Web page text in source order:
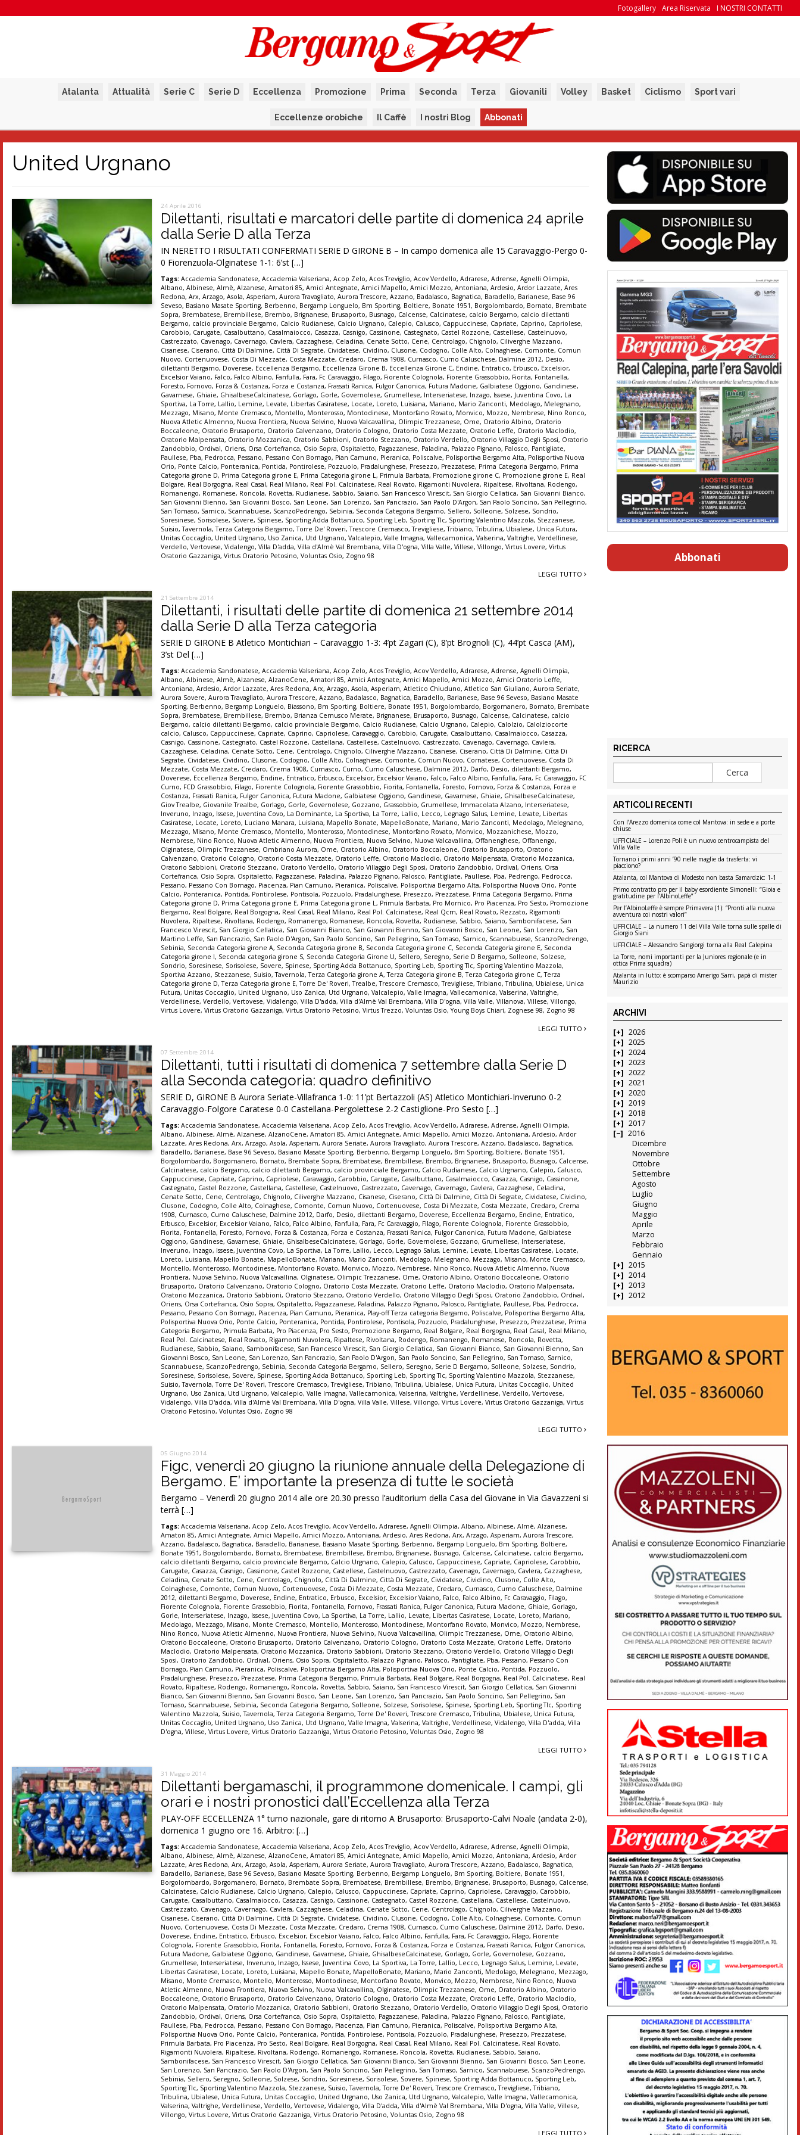
I NOSTRI CONTATTI
Area Riservata
Fotogallery
Atalanta Attualità Serie C Serie D Eccellenza Promozione Prima Seconda Terza Giovanili Volley Basket Ciclismo Sport vari
Eccellenze orobiche Il Caffè I nostri Blog Abbonati
United Urgnano
24 Aprile 2016
Dilettanti, risultati e marcatori delle partite di domenica 24 aprile
dalla Serie D alla Terza
IN NERETTO I RISULTATI CONFERMATI SERIE D GIRONE B – In campo domenica alle 15 Caravaggio-Pergo 0-
0 Fiorenzuola-Olginatese 1-1: 6’st […]
Tags: Accademia Sandonatese,Accademia Valseriana,Acop Zelo,Acos Treviglio,Acov Verdello,Adrarese,Adrense,Agnelli Olimpia,
Albano,Albinese,Almè,Alzanese,Amatori 85,Amici Antegnate,Amici Mapello,Amici Mozzo,Antoniana,Ardesio,Ardor Lazzate,Ares
Redona,Arx,Arzago,Asola,Asperiam,Aurora Travagliato,Aurora Trescore,Azzano, Badalasco, Bagnatica, Baradello, Barianese, Base 96
Seveso, Basiano Masate Sporting, Berbenno, Bergamp Longuelo, Bm Sporting, Boltiere, Bonate 1951, Borgolombardo, Bornato, Brembate
Sopra, Brembatese, Brembillese, Brembo, Brignanese, Brusaporto, Busnago, Calcense, Calcinatese, calcio Bergamo, calcio dilettanti
Bergamo, calcio provinciale Bergamo, Calcio Rudianese, Calcio Urgnano, Calepio, Calusco, Cappuccinese, Capriate, Caprino, Capriolese,
Carobbio, Carugate, Casalbuttano, Casalmaiocco, Casazza, Casnigo, Cassinone, Castegnato, Castel Rozzone, Castellese, Castelnuovo,
Castrezzato, Cavenago, Cavernago, Cavlera, Cazzaghese, Celadina, Cenate Sotto, Cene, Centrolago, Chignolo, Ciliverghe Mazzano,
Cisanese, Ciserano, Città Di Dalmine, Città Di Segrate, Cividatese, Cividino, Clusone, Codogno, Colle Alto, Colnaghese, Comonte, Comun
Nuovo, Cortenuovese, Costa Di Mezzate, Costa Mezzate, Credaro, Crema 1908, Curnasco, Curno Caluschese, Dalmine 2012, Desio,
dilettanti Bergamo, Doverese, Eccellenza Bergamo, Eccellenza Girone B, Eccellenza Girone C, Endine, Entratico, Erbusco, Excelsior,
Excelsior Vaiano, Falco, Falco Albino, Fanfulla, Fara, Fc Caravaggio, Filago, Fiorente Colognola, Fiorente Grassobbio, Fiorita, Fontanella,
Foresto, Fornovo, Forza & Costanza, Forza e Costanza, Frassati Ranica, Fulgor Canonica, Futura Madone, Galbiatese Oggiono, Gandinese,
Gavarnese, Ghiaie, GhisalbeseCalcinatese, Gorlago, Gorle, Governolese, Grumellese, Interseriatese, Inzago, Issese, Juventina Covo, La
Sportiva, La Torre, Lallio, Lemine, Levate, Libertas Casiratese, Locate, Loreto, Luisiana, Mariano, Mario Zanconti, Medolago, Melegnano,
Mezzago, Misano, Monte Cremasco, Montello, Monterosso, Montodinese, Montorfano Rovato, Monvico, Mozzo, Nembrese, Nino Ronco,
Nuova Atletic Almenno, Nuova Frontiera, Nuova Selvino, Nuova Valcavallina, Olimpic Trezzanese, Ome, Oratorio Albino, Oratorio
Boccaleone, Oratorio Brusaporto, Oratorio Calvenzano, Oratorio Cologno, Oratorio Costa Mezzate, Oratorio Leffe, Oratorio Maclodio,
Oratorio Malpensata, Oratorio Mozzanica, Oratorio Sabbioni, Oratorio Stezzano, Oratorio Verdello, Oratorio Villaggio Degli Sposi, Oratorio
Zandobbio, Ordival, Oriens, Orsa Cortefranca, Osio Sopra, Ospitaletto, Pagazzanese, Paladina, Palazzo Pignano, Palosco, Pantigliate,
Paullese, Pba, Pedrocca, Pessano, Pessano Con Bornago, Pian Camuno, Pieranica, Poliscalve, Polisportiva Bergamo Alta, Polisportiva Nuova
Orio, Ponte Calcio, Ponteranica, Pontida, Pontirolese, Pozzuolo, Pradalunghese, Presezzo, Prezzatese, Prima Categoria Bergamo, Prima
Categoria girone D, Prima Categoria girone E, Prima Categoria girone L, Primula Barbata, Promozione girone C, Promozione girone E, Real
Bolgare, Real Borgogna, Real Casal, Real Milano, Real Pol. Calcinatese, Real Rovato, Rigamonti Nuvolera, Ripaltese, Rivoltana, Rodengo,
Romanengo, Romanese, Roncola, Rovetta, Rudianese, Sabbio, Saiano, San Francesco Virescit, San Giorgio Cellatica, San Giovanni Bianco,
San Giovanni Bienno, San Giovanni Bosco, San Leone, San Lorenzo, San Pancrazio, San Paolo D'Argon, San Paolo Soncino, San Pellegrino,
San Tomaso, Sarnico, Scannabuese, ScanzoPedrengo, Sebinia, Seconda Categoria Bergamo, Sellero, Solleone, Solzese, Sondrio,
Soresinese, Sorisolese, Sovere, Spinese, Sporting Adda Bottanuco, Sporting Leb, Sporting Tlc, Sporting Valentino Mazzola, Stezzanese,
Suisio,Tavernola,Terza Categoria Bergamo,Torre De' Roveri,Trescore Cremasco,Trevigliese,Tribiano,Tribulina, Ubialese, Unica Futura,
Unitas Coccaglio, United Urgnano, Uso Zanica, Utd Urgnano,Valcalepio,Valle Imagna,Vallecamonica,Valserina,Valtrighe,Verdellinese,
Verdello,Vertovese,Vidalengo,Villa D'adda,Villa d'Almè Val Brembana,Villa D'ogna,Villa Valle,Villese,Villongo,Virtus Lovere,Virtus
Oratorio Gazzaniga,Virtus Oratorio Petosino,Voluntas Osio, Zogno 98
LEGGI TUTTO
21 Settembre 2014
Dilettanti, i risultati delle partite di domenica 21 settembre 2014
dalla Serie D alla Terza categoria
SERIE D GIRONE B Atletico Montichiari – Caravaggio 1-3: 4’pt Zagari (C), 8’pt Brognoli (C), 44’pt Casca (AM),
3’st Del […]
Tags: Accademia Sandonatese,Accademia Valseriana,Acop Zelo,Acos Treviglio,Acov Verdello,Adrarese,Adrense,Agnelli Olimpia,
Albano,Albinese,Almè,Alzanese,AlzanoCene,Amatori 85,Amici Antegnate,Amici Mapello,Amici Mozzo,Amici Oratorio Leffe,
Antoniana,Ardesio,Ardor Lazzate,Ares Redona,Arx,Arzago,Asola,Asperiam,Atletico Chiuduno,Atletico San Giuliano,Aurora Seriate,
Aurora Sovere,Aurora Travagliato,Aurora Trescore,Azzano, Badalasco, Bagnatica, Baradello, Barianese, Base 96 Seveso, Basiano Masate
Sporting, Berbenno, Bergamp Longuelo, Biassono, Bm Sporting, Boltiere, Bonate 1951, Borgolombardo, Borgomanero, Bornato, Brembate
Sopra, Brembatese, Brembillese, Brembo, Brianza Cernusco Merate, Brignanese, Brusaporto, Busnago, Calcense, Calcinatese, calcio
Bergamo, calcio dilettanti Bergamo, calcio provinciale Bergamo, Calcio Rudianese, Calcio Urgnano, Calepio, Calolzio, Calolziocorte
calcio, Calusco, Cappuccinese, Capriate, Caprino, Capriolese, Caravaggio, Carobbio, Carugate, Casalbuttano, Casalmaiocco, Casazza,
Casnigo, Cassinone, Castegnato, Castel Rozzone, Castellana, Castellese, Castelnuovo, Castrezzato, Cavenago, Cavernago, Cavlera,
Cazzaghese, Celadina, Cenate Sotto, Cene, Centrolago, Chignolo, Ciliverghe Mazzano, Cisanese, Ciserano, Città Di Dalmine, Città Di
Segrate, Cividatese, Cividino, Clusone, Codogno, Colle Alto, Colnaghese, Comonte, Comun Nuovo, Cornatese, Cortenuovese, Costa Di
Mezzate, Costa Mezzate, Credaro, Crema 1908, Curnasco, Curno, Curno Caluschese, Dalmine 2012, Darfo, Desio, dilettanti Bergamo,
Doverese, Eccellenza Bergamo, Endine, Entratico, Erbusco, Excelsior, Excelsior Vaiano, Falco, Falco Albino, Fanfulla, Fara, Fc Caravaggio, FC
Curno, FCD Grassobbio, Filago, Fiorente Colognola, Fiorente Grassobbio, Fiorita, Fontanella, Foresto, Fornovo, Forza & Costanza, Forza e
Costanza, Frassati Ranica, Fulgor Canonica, Futura Madone, Galbiatese Oggiono, Gandinese, Gavarnese, Ghiaie, GhisalbeseCalcinatese,
Giov Trealbe, Giovanile Trealbe, Gorlago, Gorle, Governolese, Gozzano, Grassobbio, Grumellese, Immacolata Alzano, Interseriatese,
Inveruno, Inzago, Issese, Juventina Covo, La Dominante, La Sportiva, La Torre, Lallio, Lecco, Legnago Salus, Lemine, Levate, Libertas
Casiratese, Locate, Loreto, Luciano Manara, Luisiana, Mapello Bonate, MapelloBonate, Mariano, Mario Zanconti, Medolago, Melegnano,
Mezzago, Misano, Monte Cremasco, Montello, Monterosso, Montodinese, Montorfano Rovato, Monvico, Mozzanichese, Mozzo,
Nembrese, Nino Ronco, Nuova Atletic Almenno, Nuova Frontiera, Nuova Selvino, Nuova Valcavallina, Offanenghese, Offanengo,
Olginatese, Olimpic Trezzanese, Ombriano Aurora, Ome, Oratorio Albino, Oratorio Boccaleone, Oratorio Brusaporto, Oratorio
Calvenzano, Oratorio Cologno, Oratorio Costa Mezzate, Oratorio Leffe, Oratorio Maclodio, Oratorio Malpensata, Oratorio Mozzanica,
Oratorio Sabbioni, Oratorio Stezzano, Oratorio Verdello, Oratorio Villaggio Degli Sposi, Oratorio Zandobbio, Ordival, Oriens, Orsa
Cortefranca, Osio Sopra, Ospitaletto, Pagazzanese, Paladina, Palazzo Pignano, Palosco, Pantigliate, Paullese, Pba, Pedrengo, Pedrocca,
Pessano, Pessano Con Bornago, Piacenza, Pian Camuno, Pieranica, Poliscalve, Polisportiva Bergamo Alta, Polisportiva Nuova Orio, Ponte
Calcio, Ponteranica, Pontida, Pontirolese, Pontisola, Pozzuolo, Pradalunghese, Presezzo, Prezzatese, Prima Categoria Bergamo, Prima
Categoria girone D, Prima Categoria girone E, Prima Categoria girone L, Primula Barbata, Pro Mornico, Pro Piacenza, Pro Sesto, Promozione
Bergamo, Real Bolgare, Real Borgogna, Real Casal, Real Milano, Real Pol. Calcinatese, Real Qcm, Real Rovato, Rezzato, Rigamonti
Nuvolera, Ripaltese, Rivoltana, Rodengo, Romanengo, Romanese, Roncola, Rovetta, Rudianese, Sabbio, Saiano, Sambonifacese, San
Francesco Virescit, San Giorgio Cellatica, San Giovanni Bianco, San Giovanni Bienno, San Giovanni Bosco, San Leone, San Lorenzo, San
Martino Leffe, San Pancrazio, San Paolo D'Argon, San Paolo Soncino, San Pellegrino, San Tomaso, Sarnico, Scannabuese, ScanzoPedrengo,
Sebinia, Seconda Categoria girone A, Seconda Categoria girone B, Seconda Categoria girone C, Seconda Categoria girone E, Seconda
Categoria girone I, Seconda categoria girone S, Seconda Categoria Girone U, Sellero, Seregno, Serie D Bergamo, Solleone, Solzese,
Sondrio, Soresinese, Sorisolese, Sovere, Spinese, Sporting Adda Bottanuco, Sporting Leb, Sporting Tlc, Sporting Valentino Mazzola,
Sportiva Azzano, Stezzanese, Suisio,Tavernola,Terza Categoria girone A,Terza Categoria girone B,Terza Categoria girone C,Terza
Categoria girone D,Terza Categoria girone E,Torre De' Roveri,Trealbe,Trescore Cremasco,Trevigliese,Tribiano,Tribulina, Ubialese, Unica
Futura, Unitas Coccaglio, United Urgnano, Uso Zanica, Utd Urgnano,Valcalepio,Valle Imagna,Vallecamonica,Valserina,Valtrighe,
Verdellinese,Verdello,Vertovese,Vidalengo,Villa D'adda,Villa d'Almè Val Brembana,Villa D'ogna,Villa Valle,Villanova,Villese,Villongo,
Virtus Lovere,Virtus Oratorio Gazzaniga,Virtus Oratorio Petosino,Virtus Trezzo,Voluntas Osio,Young Boys Chiari, Zognese 98, Zogno 98
LEGGI TUTTO
07 Settembre 2014
Dilettanti, tutti i risultati di domenica 7 settembre dalla Serie D
alla Seconda categoria: quadro definitivo
SERIE D, GIRONE B Aurora Seriate-Villafranca 1-0: 11’pt Bertazzoli (AS) Atletico Montichiari-Inveruno 0-2
Caravaggio-Folgore Caratese 0-0 Castellana-Pergolettese 2-2 Castiglione-Pro Sesto […]
Tags: Accademia Sandonatese,Accademia Valseriana,Acop Zelo,Acos Treviglio,Acov Verdello,Adrarese,Adrense,Agnelli Olimpia,
Albano,Albinese,Almè,Alzanese,AlzanoCene,Amatori 85,Amici Antegnate,Amici Mapello,Amici Mozzo,Antoniana,Ardesio,Ardor
Lazzate,Ares Redona,Arx,Arzago,Asola,Asperiam,Aurora Seriate,Aurora Travagliato,Aurora Trescore,Azzano, Badalasco, Bagnatica,
Baradello, Barianese, Base 96 Seveso, Basiano Masate Sporting, Berbenno, Bergamp Longuelo, Bm Sporting, Boltiere, Bonate 1951,
Borgolombardo, Borgomanero, Bornato, Brembate Sopra, Brembatese, Brembillese, Brembo, Brignanese, Brusaporto, Busnago, Calcense,
Calcinatese, calcio Bergamo, calcio dilettanti Bergamo, calcio provinciale Bergamo, Calcio Rudianese, Calcio Urgnano, Calepio, Calusco,
Cappuccinese, Capriate, Caprino, Capriolese, Caravaggio, Carobbio, Carugate, Casalbuttano, Casalmaiocco, Casazza, Casnigo, Cassinone,
Castegnato, Castel Rozzone, Castellana, Castellese, Castelnuovo, Castrezzato, Cavenago, Cavernago, Cavlera, Cazzaghese, Celadina,
Cenate Sotto, Cene, Centrolago, Chignolo, Ciliverghe Mazzano, Cisanese, Ciserano, Città Di Dalmine, Città Di Segrate, Cividatese, Cividino,
Clusone, Codogno, Colle Alto, Colnaghese, Comonte, Comun Nuovo, Cortenuovese, Costa Di Mezzate, Costa Mezzate, Credaro, Crema
1908, Curnasco, Curno Caluschese, Dalmine 2012, Darfo, Desio, dilettanti Bergamo, Doverese, Eccellenza Bergamo, Endine, Entratico,
Erbusco, Excelsior, Excelsior Vaiano, Falco, Falco Albino, Fanfulla, Fara, Fc Caravaggio, Filago, Fiorente Colognola, Fiorente Grassobbio,
Fiorita, Fontanella, Foresto, Fornovo, Forza & Costanza, Forza e Costanza, Frassati Ranica, Fulgor Canonica, Futura Madone, Galbiatese
Oggiono, Gandinese, Gavarnese, Ghiaie, GhisalbeseCalcinatese, Gorlago, Gorle, Governolese, Gozzano, Grumellese, Interseriatese,
Inveruno, Inzago, Issese, Juventina Covo, La Sportiva, La Torre, Lallio, Lecco, Legnago Salus, Lemine, Levate, Libertas Casiratese, Locate,
Loreto, Luisiana, Mapello Bonate, MapelloBonate, Mariano, Mario Zanconti, Medolago, Melegnano, Mezzago, Misano, Monte Cremasco,
Montello, Monterosso, Montodinese, Montorfano Rovato, Monvico, Mozzo, Nembrese, Nino Ronco, Nuova Atletic Almenno, Nuova
Frontiera, Nuova Selvino, Nuova Valcavallina, Olginatese, Olimpic Trezzanese, Ome, Oratorio Albino, Oratorio Boccaleone, Oratorio
Brusaporto, Oratorio Calvenzano, Oratorio Cologno, Oratorio Costa Mezzate, Oratorio Leffe, Oratorio Maclodio, Oratorio Malpensata,
Oratorio Mozzanica, Oratorio Sabbioni, Oratorio Stezzano, Oratorio Verdello, Oratorio Villaggio Degli Sposi, Oratorio Zandobbio, Ordival,
Oriens, Orsa Cortefranca, Osio Sopra, Ospitaletto, Pagazzanese, Paladina, Palazzo Pignano, Palosco, Pantigliate, Paullese, Pba, Pedrocca,
Pessano, Pessano Con Bornago, Piacenza, Pian Camuno, Pieranica, Play-off Terza categoria Bergamo, Poliscalve, Polisportiva Bergamo Alta,
Polisportiva Nuova Orio, Ponte Calcio, Ponteranica, Pontida, Pontirolese, Pontisola, Pozzuolo, Pradalunghese, Presezzo, Prezzatese, Prima
Categoria Bergamo, Primula Barbata, Pro Piacenza, Pro Sesto, Promozione Bergamo, Real Bolgare, Real Borgogna, Real Casal, Real Milano,
Real Pol. Calcinatese, Real Rovato, Rigamonti Nuvolera, Ripaltese, Rivoltana, Rodengo, Romanengo, Romanese, Roncola, Rovetta,
Rudianese, Sabbio, Saiano, Sambonifacese, San Francesco Virescit, San Giorgio Cellatica, San Giovanni Bianco, San Giovanni Bienno, San
Giovanni Bosco, San Leone, San Lorenzo, San Pancrazio, San Paolo D'Argon, San Paolo Soncino, San Pellegrino, San Tomaso, Sarnico,
Scannabuese, ScanzoPedrengo, Sebinia, Seconda Categoria Bergamo, Sellero, Seregno, Serie D Bergamo, Solleone, Solzese, Sondrio,
Soresinese, Sorisolese, Sovere, Spinese, Sporting Adda Bottanuco, Sporting Leb, Sporting Tlc, Sporting Valentino Mazzola, Stezzanese,
Suisio,Tavernola,Torre De' Roveri,Trescore Cremasco,Trevigliese,Tribiano,Tribulina, Ubialese, Unica Futura, Unitas Coccaglio, United
Urgnano, Uso Zanica, Utd Urgnano,Valcalepio,Valle Imagna,Vallecamonica,Valserina,Valtrighe,Verdellinese,Verdello,Vertovese,
Vidalengo,Villa D'adda,Villa d'Almè Val Brembana,Villa D'ogna,Villa Valle,Villese,Villongo,Virtus Lovere,Virtus Oratorio Gazzaniga,Virtus
Oratorio Petosino,Voluntas Osio, Zogno 98
LEGGI TUTTO
05 Giugno 2014
Figc, venerdì 20 giugno la riunione annuale della Delegazione di
Bergamo. E’ importante la presenza di tutte le società
Bergamo – Venerdì 20 giugno 2014 alle ore 20.30 presso l’auditorium della Casa del Giovane in Via Gavazzeni si
terrà […]
Tags: Accademia Valseriana,Acop Zelo,Acos Treviglio,Acov Verdello,Adrarese,Agnelli Olimpia,Albano,Albinese,Almè,Alzanese,
Amatori 85,Amici Antegnate,Amici Mapello,Amici Mozzo,Antoniana,Ardesio,Ares Redona,Arx,Arzago,Asperiam,Aurora Trescore,
Azzano, Badalasco, Bagnatica, Baradello, Barianese, Basiano Masate Sporting, Berbenno, Bergamp Longuelo, Bm Sporting, Boltiere,
Bonate 1951, Borgolombardo, Bornato, Brembatese, Brembillese, Brembo, Brignanese, Busnago, Calcense, Calcinatese, calcio Bergamo,
calcio dilettanti Bergamo, calcio provinciale Bergamo, Calcio Urgnano, Calepio, Calusco, Cappuccinese, Capriate, Capriolese, Carobbio,
Carugate, Casazza, Casnigo, Cassinone, Castel Rozzone, Castellese, Castelnuovo, Castrezzato, Cavenago, Cavernago, Cavlera, Cazzaghese,
Celadina, Cenate Sotto, Cene, Centrolago, Chignolo, Città Di Dalmine, Città Di Segrate, Cividatese, Cividino, Clusone, Colle Alto,
Colnaghese, Comonte, Comun Nuovo, Cortenuovese, Costa Di Mezzate, Costa Mezzate, Credaro, Curnasco, Curno Caluschese, Dalmine
2012, dilettanti Bergamo, Doverese, Endine, Entratico, Erbusco, Excelsior, Excelsior Vaiano, Falco, Falco Albino, Fc Caravaggio, Filago,
Fiorente Colognola, Fiorente Grassobbio, Fiorita, Fontanella, Fornovo, Frassati Ranica, Fulgor Canonica, Futura Madone, Ghiaie, Gorlago,
Gorle, Interseriatese, Inzago, Issese, Juventina Covo, La Sportiva, La Torre, Lallio, Levate, Libertas Casiratese, Locate, Loreto, Mariano,
Medolago, Mezzago, Misano, Monte Cremasco, Montello, Monterosso, Montodinese, Montorfano Rovato, Monvico, Mozzo, Nembrese,
Nino Ronco, Nuova Atletic Almenno, Nuova Frontiera, Nuova Selvino, Nuova Valcavallina, Olimpic Trezzanese, Ome, Oratorio Albino,
Oratorio Boccaleone, Oratorio Brusaporto, Oratorio Calvenzano, Oratorio Cologno, Oratorio Costa Mezzate, Oratorio Leffe, Oratorio
Maclodio, Oratorio Malpensata, Oratorio Mozzanica, Oratorio Sabbioni, Oratorio Stezzano, Oratorio Verdello, Oratorio Villaggio Degli
Sposi, Oratorio Zandobbio, Ordival, Oriens, Osio Sopra, Ospitaletto, Palazzo Pignano, Palosco, Pantigliate, Pba, Pessano, Pessano Con
Bornago, Pian Camuno, Pieranica, Poliscalve, Polisportiva Bergamo Alta, Polisportiva Nuova Orio, Ponte Calcio, Pontida, Pozzuolo,
Pradalunghese, Presezzo, Prezzatese, Prima Categoria Bergamo, Primula Barbata, Real Bolgare, Real Borgogna, Real Pol. Calcinatese, Real
Rovato, Ripaltese, Rodengo, Romanengo, Roncola, Rovetta, Sabbio, Saiano, San Francesco Virescit, San Giorgio Cellatica, San Giovanni
Bianco, San Giovanni Bienno, San Giovanni Bosco, San Leone, San Lorenzo, San Pancrazio, San Paolo Soncino, San Pellegrino, San
Tomaso, Scannabuese, Sebinia, Seconda Categoria Bergamo, Solleone, Solzese, Sorisolese, Spinese, Sporting Leb, Sporting Tlc, Sporting
Valentino Mazzola, Suisio,Tavernola,Terza Categoria Bergamo,Torre De' Roveri,Trescore Cremasco,Tribulina, Ubialese, Unica Futura,
Unitas Coccaglio, United Urgnano, Uso Zanica, Utd Urgnano,Valle Imagna,Valserina,Valtrighe,Verdellinese,Vidalengo,Villa D'adda,Villa
D'ogna,Villese,Virtus Lovere,Virtus Oratorio Gazzaniga,Virtus Oratorio Petosino,Voluntas Osio, Zogno 98
LEGGI TUTTO
31 Maggio 2014
Dilettanti bergamaschi, il programmone domenicale. I campi, gli
orari e i nostri pronostici dall’Eccellenza alla Terza
PLAY-OFF ECCELLENZA 1° turno nazionale, gare di ritorno A Brusaporto: Brusaporto-Calvi Noale (andata 2-0),
domenica 1 giugno ore 16. Arbitro: […]
Tags: Accademia Sandonatese,Accademia Valseriana,Acop Zelo,Acos Treviglio,Acov Verdello,Adrarese,Adrense,Agnelli Olimpia,
Albano,Albinese,Almè,Alzanese,AlzanoCene,Amatori 85,Amici Antegnate,Amici Mapello,Amici Mozzo,Antoniana,Ardesio,Ardor
Lazzate,Ares Redona,Arx,Arzago,Asola,Asperiam,Aurora Seriate,Aurora Travagliato,Aurora Trescore,Azzano, Badalasco, Bagnatica,
Baradello, Barianese, Base 96 Seveso, Basiano Masate Sporting, Berbenno, Bergamp Longuelo, Bm Sporting, Boltiere, Bonate 1951,
Borgolombardo, Borgomanero, Bornato, Brembate Sopra, Brembatese, Brembillese, Brembo, Brignanese, Brusaporto, Busnago, Calcense,
Calcinatese, Calcio Rudianese, Calcio Urgnano, Calepio, Calusco, Cappuccinese, Capriate, Caprino, Capriolese, Caravaggio, Carobbio,
Carugate, Casalbuttano, Casalmaiocco, Casazza, Casnigo, Cassinone, Castegnato, Castel Rozzone, Castellana, Castellese, Castelnuovo,
Castrezzato, Cavenago, Cavernago, Cavlera, Cazzaghese, Celadina, Cenate Sotto, Cene, Centrolago, Chignolo, Ciliverghe Mazzano,
Cisanese, Ciserano, Città Di Dalmine, Città Di Segrate, Cividatese, Cividino, Clusone, Codogno, Colle Alto, Colnaghese, Comonte, Comun
Nuovo, Cortenuovese, Costa Di Mezzate, Costa Mezzate, Credaro, Crema 1908, Curnasco, Curno Caluschese, Dalmine 2012, Darfo, Desio,
Doverese, Endine, Entratico, Erbusco, Excelsior, Excelsior Vaiano, Falco, Falco Albino, Fanfulla, Fara, Fc Caravaggio, Filago, Fiorente
Colognola, Fiorente Grassobbio, Fiorita, Fontanella, Foresto, Fornovo, Forza & Costanza, Forza e Costanza, Frassati Ranica, Fulgor Canonica,
Futura Madone, Galbiatese Oggiono, Gandinese, Gavarnese, Ghiaie, GhisalbeseCalcinatese, Gorlago, Gorle, Governolese, Gozzano,
Grumellese, Interseriatese, Inveruno, Inzago, Issese, Juventina Covo, La Sportiva, La Torre, Lallio, Lecco, Legnago Salus, Lemine, Levate,
Libertas Casiratese, Locate, Loreto, Luisiana, Mapello Bonate, MapelloBonate, Mariano, Mario Zanconti, Medolago, Melegnano, Mezzago,
Misano, Monte Cremasco, Montello, Monterosso, Montodinese, Montorfano Rovato, Monvico, Mozzo, Nembrese, Nino Ronco, Nuova
Atletic Almenno, Nuova Frontiera, Nuova Selvino, Nuova Valcavallina, Olginatese, Olimpic Trezzanese, Ome, Oratorio Albino, Oratorio
Boccaleone, Oratorio Brusaporto, Oratorio Calvenzano, Oratorio Cologno, Oratorio Costa Mezzate, Oratorio Leffe, Oratorio Maclodio,
Oratorio Malpensata, Oratorio Mozzanica, Oratorio Sabbioni, Oratorio Stezzano, Oratorio Verdello, Oratorio Villaggio Degli Sposi, Oratorio
Zandobbio, Ordival, Oriens, Orsa Cortefranca, Osio Sopra, Ospitaletto, Pagazzanese, Paladina, Palazzo Pignano, Palosco, Pantigliate,
Paullese, Pba, Pedrocca, Pessano, Pessano Con Bornago, Piacenza, Pian Camuno, Pieranica, Poliscalve, Polisportiva Bergamo Alta,
Polisportiva Nuova Orio, Ponte Calcio, Ponteranica, Pontida, Pontirolese, Pontisola, Pozzuolo, Pradalunghese, Presezzo, Prezzatese,
Primula Barbata, Pro Piacenza, Pro Sesto, Real Bolgare, Real Borgogna, Real Casal, Real Milano, Real Pol. Calcinatese, Real Rovato,
Rigamonti Nuvolera, Ripaltese, Rivoltana, Rodengo, Romanengo, Romanese, Roncola, Rovetta, Rudianese, Sabbio, Saiano,
Sambonifacese, San Francesco Virescit, San Giorgio Cellatica, San Giovanni Bianco, San Giovanni Bienno, San Giovanni Bosco, San Leone,
San Lorenzo, San Pancrazio, San Paolo D'Argon, San Paolo Soncino, San Pellegrino, San Tomaso, Sarnico, Scannabuese, ScanzoPedrengo,
Sebinia, Sellero, Seregno, Solleone, Solzese, Sondrio, Soresinese, Sorisolese, Sovere, Spinese, Sporting Adda Bottanuco, Sporting Leb,
Sporting Tlc, Sporting Valentino Mazzola, Stezzanese, Suisio,Tavernola,Torre De' Roveri,Trescore Cremasco,Trevigliese,Tribiano,
Tribulina, Ubialese, Unica Futura, Unitas Coccaglio, United Urgnano, Uso Zanica, Utd Urgnano,Valcalepio,Valle Imagna,Vallecamonica,
Valserina,Valtrighe,Verdellinese,Verdello,Vertovese,Vidalengo,Villa D'adda,Villa d'Almè Val Brembana,Villa D'ogna,Villa Valle,Villese,
Villongo,Virtus Lovere,Virtus Oratorio Gazzaniga,Virtus Oratorio Petosino,Voluntas Osio, Zogno 98
LEGGI TUTTO
Abbonati
RICERCA
ARTICOLI RECENTI
Con l’Arezzo domenica come col Mantova: in sede e a porte
chiuse
UFFICIALE – Lorenzo Poli è un nuovo centrocampista del
Villa Valle
Tornano i primi anni ’90 nelle maglie da trasferta: vi
piacciono?
Atalanta, col Mantova di Modesto non basta Samardzic: 1-1
Primo contratto pro per il baby esordiente Simonelli: “Gioia e
gratitudine per l’AlbinoLeffe”
Per l’AlbinoLeffe è sempre Primavera (1): “Pronti alla nuova
avventura coi nostri valori”
UFFICIALE – La numero 11 del Villa Valle torna sulle spalle di
Giorgio Siani
UFFICIALE – Alessandro Sangiorgi torna alla Real Calepina
La Torre, nomi importanti per la Juniores regionale (e in
ottica Prima squadra)
Atalanta in lutto: è scomparso Amerigo Sarri, papà di mister
Maurizio
ARCHIVI
2026
2025
2024
2023
2022
2021
2020
2019
2018
2017
2016
Dicembre
Novembre
Ottobre
Settembre
Agosto
Luglio
Giugno
Maggio
Aprile
Marzo
Febbraio
Gennaio
2015
2014
2013
2012